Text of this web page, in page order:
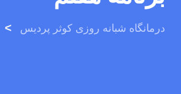
درمانگاه شبانه روزی کوثر پردیس >